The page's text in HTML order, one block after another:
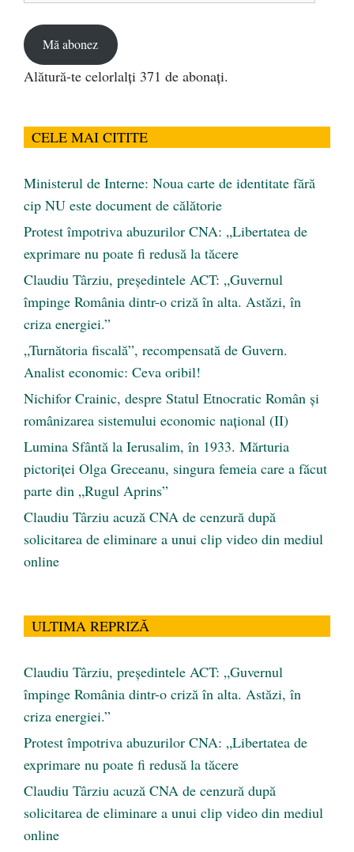
Mă abonez
Alătură-te celorlalți 371 de abonați.
CELE MAI CITITE
Ministerul de Interne: Noua carte de identitate fără
cip NU este document de călătorie
Protest împotriva abuzurilor CNA: „Libertatea de
exprimare nu poate fi redusă la tăcere
Claudiu Târziu, președintele ACT: „Guvernul
împinge România dintr-o criză în alta. Astăzi, în
criza energiei.”
„Turnătoria fiscală”, recompensată de Guvern.
Analist economic: Ceva oribil!
Nichifor Crainic, despre Statul Etnocratic Român şi
românizarea sistemului economic naţional (II)
Lumina Sfântă la Ierusalim, în 1933. Mărturia
pictoriței Olga Greceanu, singura femeia care a făcut
parte din „Rugul Aprins”
Claudiu Târziu acuză CNA de cenzură după
solicitarea de eliminare a unui clip video din mediul
online
ULTIMA REPRIZĂ
Claudiu Târziu, președintele ACT: „Guvernul
împinge România dintr-o criză în alta. Astăzi, în
criza energiei.”
Protest împotriva abuzurilor CNA: „Libertatea de
exprimare nu poate fi redusă la tăcere
Claudiu Târziu acuză CNA de cenzură după
solicitarea de eliminare a unui clip video din mediul
online